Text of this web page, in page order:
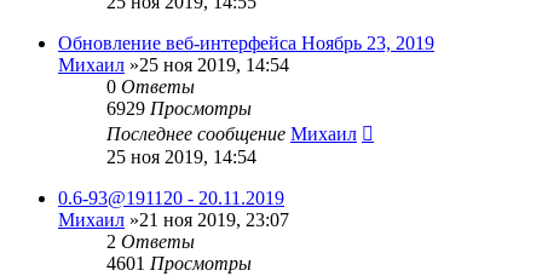
Обновление веб-интерфейса Ноябрь 23, 2019
Михаил »25 ноя 2019, 14:54
0 Ответы
6929 Просмотры
Последнее сообщение Михаил
25 ноя 2019, 14:54
0.6-93@191120 - 20.11.2019
Михаил »21 ноя 2019, 23:07
2 Ответы
4601 Просмотры